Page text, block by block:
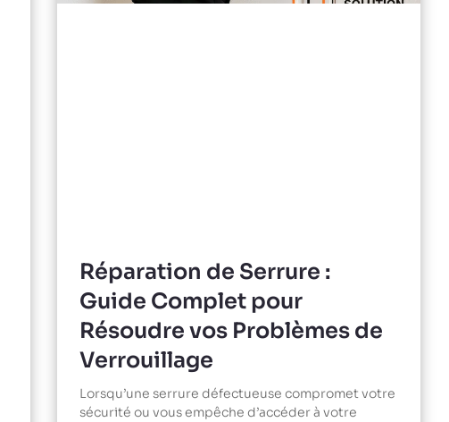
Réparation de Serrure :
Guide Complet pour
Résoudre vos Problèmes de
Verrouillage
Lorsqu’une serrure défectueuse compromet votre
sécurité ou vous empêche d’accéder à votre